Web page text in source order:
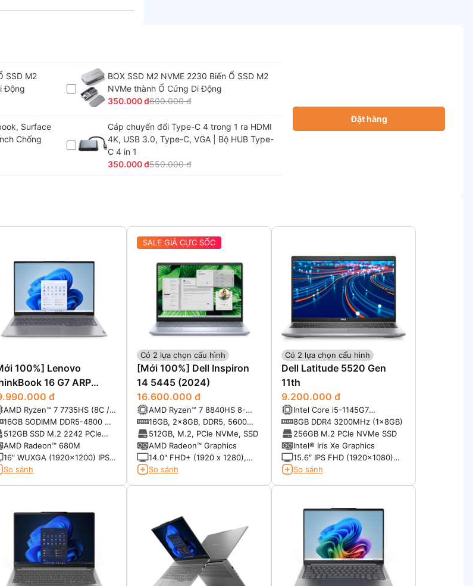
SSD M2
Động
BOX SSD M2 NVME 2230 Biến Ổ SSD M2
NVMe thành Ổ Cứng Di Động
350.000 đ600.000 đ
Surface
Chống
Cáp chuyển đổi Type-C 4 trong 1 ra HDMI
4K, USB 3.0, Type-C, VGA | Bộ HUB Type-
C 4 in 1
350.000 đ550.000 đ
Đặt hàng
100%] Lenovo
16 G7 ARP
(AMD Ryzen 7
RAM 16GB, SSD
16" WUXGA)
đ
AMD Ryzen™ 7 7735HS (8C /
16T, 3.2 / 4.75GHz, 4MB L2 /
16MB L3)
16GB SODIMM DDR5-4800 Up
to 64GB
512GB SSD M.2 2242 PCIe
4.0x4 NVMe
AMD Radeon™ 680M
16" WUXGA (1920x1200) IPS
300nits Anti-glare, 45% NTSC
So sánh
Có 2 lựa chọn cấu hình
SALE GIÁ CỰC SỐC
[Mới 100%] Dell Inspiron
14 5445 (2024)
16.600.000 đ
AMD Ryzen™ 7 8840HS 8-
core/16-thread Processor
with Radeon™ Graphics
16GB, 2x8GB, DDR5, 5600
MT/s
512GB, M.2, PCIe NVMe, SSD
AMD Radeon™ Graphics
14.0" FHD+ (1920 x 1280),
300 nits, 100% sRGB,
So sánh
Có 2 lựa chọn cấu hình
Dell Latitude 5520 Gen
11th
9.200.000 đ
Intel Core i5-1145G7
(2.60GHz up to 4.40GHz,
8MB Cache)
8GB DDR4 3200MHz (1x8GB)
256GB M.2 PCIe NVMe SSD
Intel® Iris Xe Graphics
15.6″ IPS FHD (1920×1080)
Non-Touch, Anti-Glare,
So sánh